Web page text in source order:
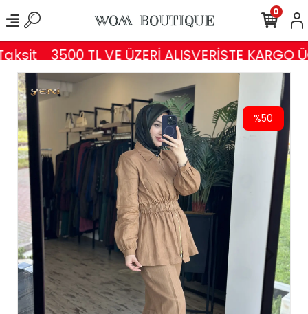
3500 TL VE ÜZERİ ALIŞVERİŞTE KARGO
0
%50